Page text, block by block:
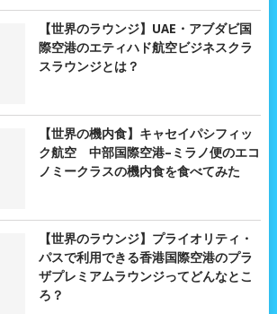
【世界のラウンジ】UAE・アブダビ国
際空港のエティハド航空ビジネスクラ
スラウンジとは？
【世界の機内食】キャセイパシフィッ
ク航空 中部国際空港–ミラノ便のエコ
ノミークラスの機内食を食べてみた
【世界のラウンジ】プライオリティ・
パスで利用できる香港国際空港のプラ
ザプレミアムラウンジってどんなとこ
ろ？